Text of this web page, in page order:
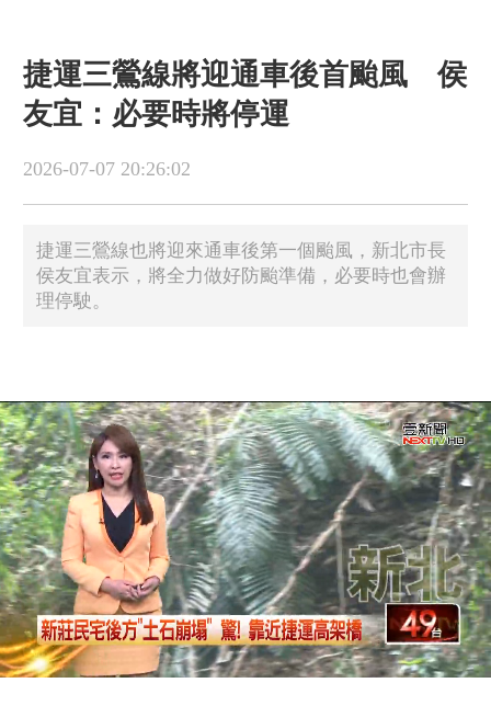
捷運三鶯線將迎通車後首颱風 侯
友宜：必要時將停運
2026-07-07 20:26:02
捷運三鶯線也將迎來通車後第一個颱風，新北市長
侯友宜表示，將全力做好防颱準備，必要時也會辦
理停駛。